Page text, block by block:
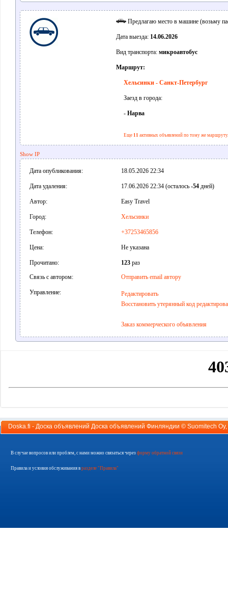
Предлагаю место в машине (возьму
Дата выезда: 14.06.2026
Вид транспорта: микроавтобус
Маршрут:
Хельсинки - Санкт-Петербург
Заезд в города:
- Нарва
Еще 11 активных объявлений по тому же маршруту.
Show IP
Дата опубликования: 18.05.2026 22:34
Дата удаления: 17.06.2026 22:34 (осталось -54дней)
Автор: Easy Travel
Город: Хельсинки
Телефон: +37253465856
Цена: Не указана
Прочитано: 123раз
Связь с автором:
Отправить email автору
Управление:
Редактировать
Восстановить утерянный код
Заказ коммерческого объявления
Doska.fi - Доска объявлений Доска объявлений Финляндии © Suomitech Oy
В случае вопросов или проблем, с нами можно связаться через форму обратной связи
Правила и условия обслуживания в разделе "Правила"